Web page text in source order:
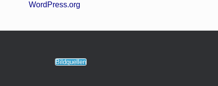
WordPress.org
Bildquellen